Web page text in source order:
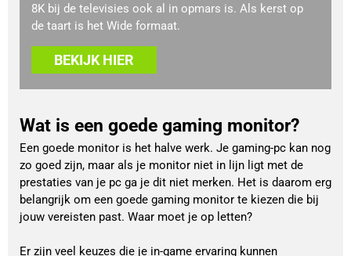
8K bij de televisies ook al in opmars is. Als kerst op
de taart is het Wide formaat.
BEKIJK HIER
Wat is een goede gaming monitor?
Een goede monitor is het halve werk. Je gaming-pc kan nog
zo goed zijn, maar als je monitor niet in lijn ligt met de
prestaties van je pc ga je dit niet merken. Het is daarom erg
belangrijk om een goede gaming monitor te kiezen die bij
jouw vereisten past. Waar moet je op letten?
Er zijn veel keuzes die je in-game ervaring kunnen